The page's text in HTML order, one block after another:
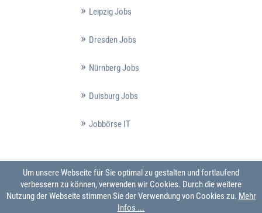
Leipzig Jobs
Dresden Jobs
Nürnberg Jobs
Duisburg Jobs
Jobbörse IT
Um unsere Webseite für Sie optimal zu gestalten und fortlaufend
verbessern zu können, verwenden wir Cookies. Durch die weitere
Nutzung der Webseite stimmen Sie der Verwendung von Cookies zu. Mehr
Infos ...